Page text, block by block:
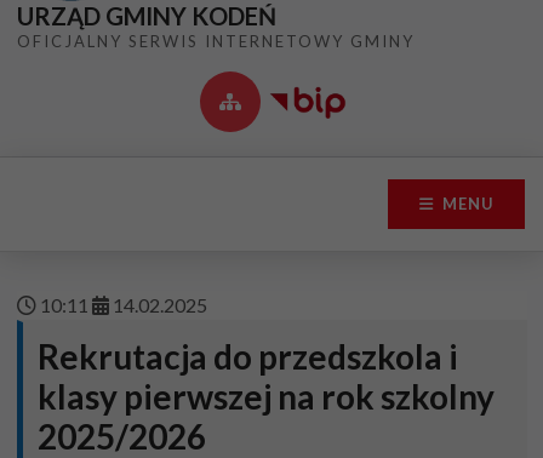
URZĄD GMINY KODEŃ
OFICJALNY SERWIS INTERNETOWY GMINY
MENU
10:11 14.02.2025
Rekrutacja do przedszkola i
klasy pierwszej na rok szkolny
2025/2026